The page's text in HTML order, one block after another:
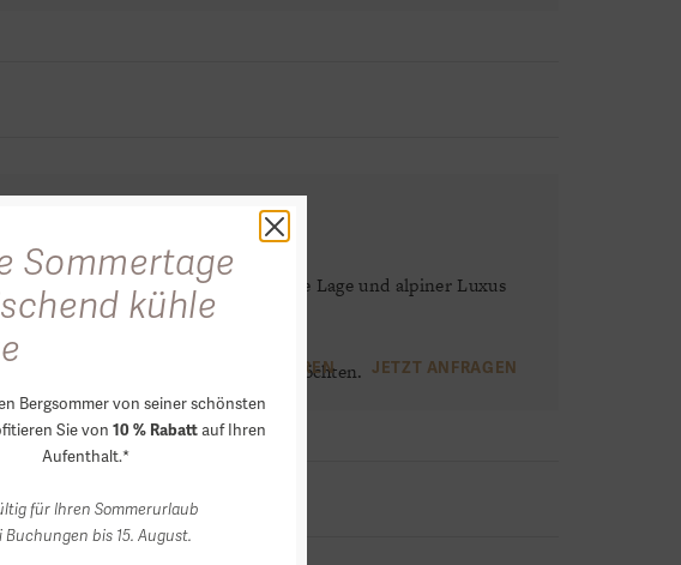
Sommertage
kühle
Bergsommer von seiner schönsten
Sie von 10 % Rabattauf Ihren
Aufenthalt.*
für Ihren Sommerurlaub
Buchungen bis 15. August.
erwartet Sie eine südseitige, sonnige Lage und alpiner Luxus
Aussicht verbinden möchten.
MEHR ERFAHREN JETZT ANFRAGEN